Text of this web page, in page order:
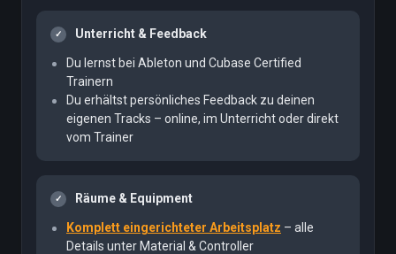
Unterricht & Feedback
Du lernst bei Ableton und Cubase Certified
Trainern
Du erhältst persönliches Feedback zu deinen
eigenen Tracks – online, im Unterricht oder direkt
vom Trainer
Räume & Equipment
Komplett eingerichteter Arbeitsplatz – alle
Details unter Material & Controller